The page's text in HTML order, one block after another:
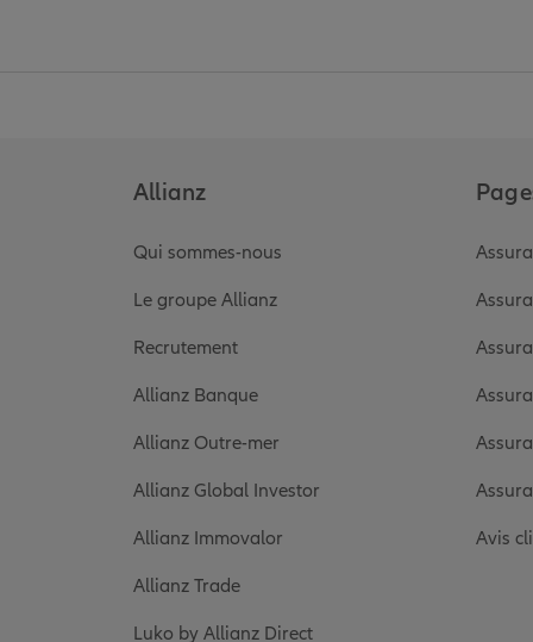
Allianz
Qui sommes-nous
Le groupe Allianz
Recrutement
Allianz Banque
Allianz Outre-mer
Allianz Global Investor
Allianz Immovalor
Allianz Trade
Luko by Allianz Direct
Avis